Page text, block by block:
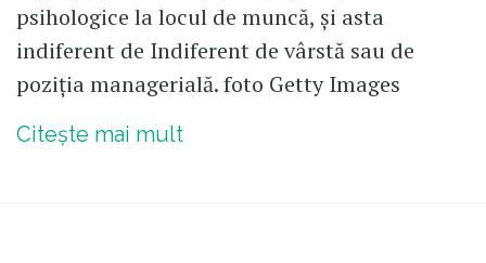
psihologice la locul de muncă, și asta
indiferent de Indiferent de vârstă sau de
poziția managerială. foto Getty Images
Citește mai mult